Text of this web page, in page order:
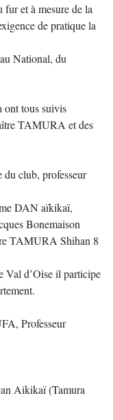
fur et à mesure de la
de pratique la
National, du
ont tous suivis
TAMURA et des
club, professeur
DAN aïkikaï,
Bonemaison
TAMURA Shihan 8
Val d’Oise il participe
Professeur
Aikikaï (Tamura